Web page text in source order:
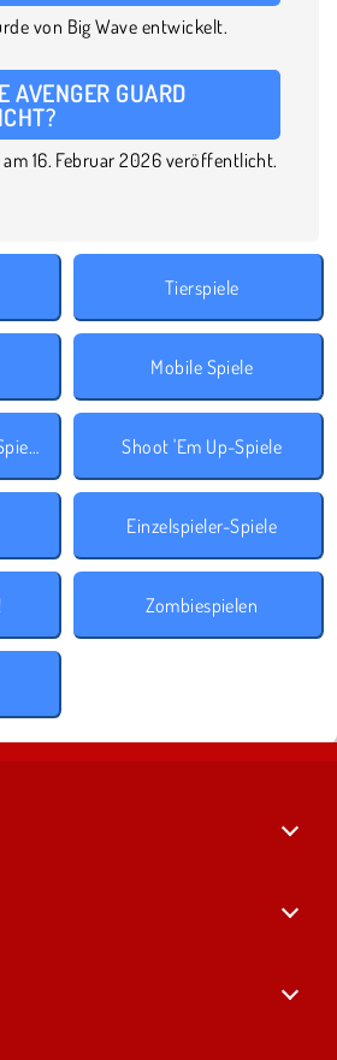
von Big Wave entwickelt.
AVENGER GUARD
am 16. Februar 2026 veröffentlicht.
Tierspiele
Mobile Spiele
Beliebte kostenlose Spiele Shoot 'Em Up-Spiele
Einzelspieler-Spiele
Zombiespielen